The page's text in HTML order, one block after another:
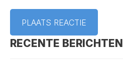
RECENTE BERICHTEN